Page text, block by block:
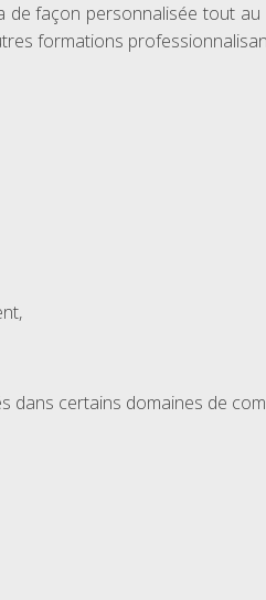
façon personnalisée tout
formations
certains domaines de